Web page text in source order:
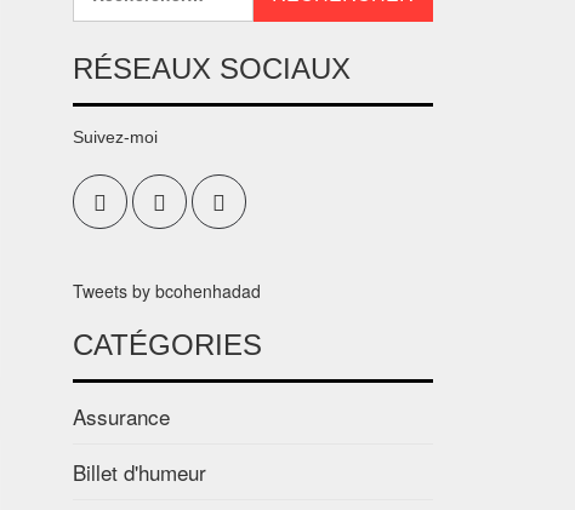
RÉSEAUX SOCIAUX
Suivez-moi
Tweets by bcohenhadad
CATÉGORIES
Assurance
Billet d'humeur